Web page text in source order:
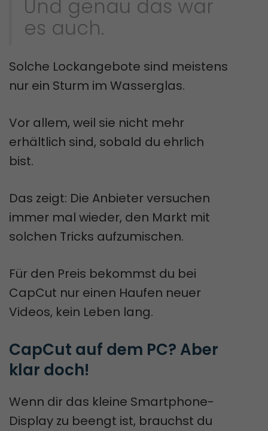
Und genau das war
es auch.
Solche Lockangebote sind meistens
nur ein Sturm im Wasserglas.
Vor allem, weil sie nicht mehr
erhältlich sind, sobald du ehrlich
bist.
Das zeigt: Die Anbieter versuchen
immer mal wieder, den Markt mit
solchen Tricks aufzumischen.
Für den Preis bekommst du bei
CapCut nur einen Haufen neuer
Videos, kein Leben lang.
CapCut auf dem PC? Aber
klar doch!
Wenn dir das kleine Smartphone-
Display zu beengt ist, brauchst du